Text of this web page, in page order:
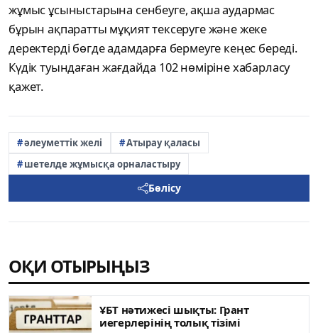
жұмыс ұсыныстарына сенбеуге, ақша аудармас
бұрын ақпаратты мұқият тексеруге және жеке
деректерді бөгде адамдарға бермеуге кеңес береді.
Күдік туындаған жағдайда 102 нөміріне хабарласу
қажет.
әлеуметтік желі
Атырау қаласы
шетелде жұмысқа орналастыру
Бөлісу
ОҚИ ОТЫРЫҢЫЗ
ҰБТ нәтижесі шықты: Грант
иегерлерінің толық тізімі